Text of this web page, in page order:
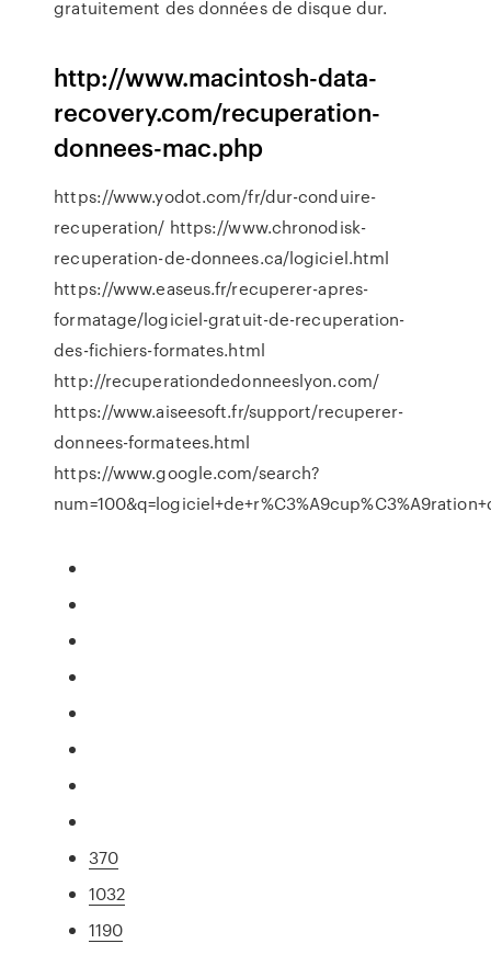
gratuitement des données de disque dur.
http://www.macintosh-data-
recovery.com/recuperation-
donnees-mac.php
https://www.yodot.com/fr/dur-conduire-
recuperation/ https://www.chronodisk-
recuperation-de-donnees.ca/logiciel.html
https://www.easeus.fr/recuperer-apres-
formatage/logiciel-gratuit-de-recuperation-
des-fichiers-formates.html
http://recuperationdedonneeslyon.com/
https://www.aiseesoft.fr/support/recuperer-
donnees-formatees.html
https://www.google.com/search?
370
1032
1190